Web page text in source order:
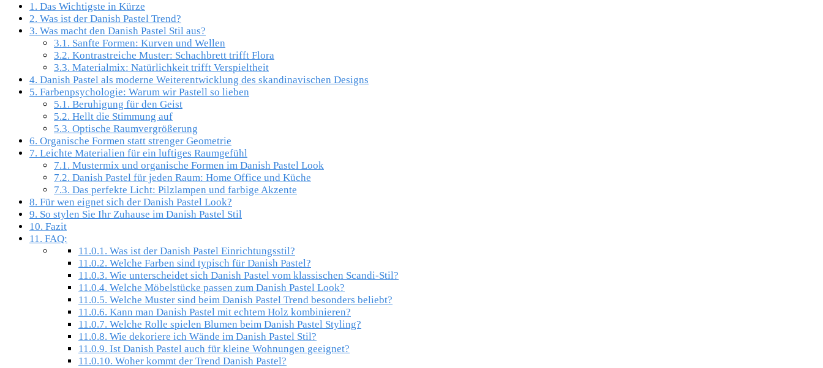
1. Das Wichtigste in Kürze
2. Was ist der Danish Pastel Trend?
3. Was macht den Danish Pastel Stil aus?
3.1. Sanfte Formen: Kurven und Wellen
3.2. Kontrastreiche Muster: Schachbrett trifft Flora
3.3. Materialmix: Natürlichkeit trifft Verspieltheit
4. Danish Pastel als moderne Weiterentwicklung des skandinavischen Designs
5. Farbenpsychologie: Warum wir Pastell so lieben
5.1. Beruhigung für den Geist
5.2. Hellt die Stimmung auf
5.3. Optische Raumvergrößerung
6. Organische Formen statt strenger Geometrie
7. Leichte Materialien für ein luftiges Raumgefühl
7.1. Mustermix und organische Formen im Danish Pastel Look
7.2. Danish Pastel für jeden Raum: Home Office und Küche
7.3. Das perfekte Licht: Pilzlampen und farbige Akzente
8. Für wen eignet sich der Danish Pastel Look?
9. So stylen Sie Ihr Zuhause im Danish Pastel Stil
10. Fazit
11. FAQ:
11.0.1. Was ist der Danish Pastel Einrichtungsstil?
11.0.2. Welche Farben sind typisch für Danish Pastel?
11.0.3. Wie unterscheidet sich Danish Pastel vom klassischen Scandi-Stil?
11.0.4. Welche Möbelstücke passen zum Danish Pastel Look?
11.0.5. Welche Muster sind beim Danish Pastel Trend besonders beliebt?
11.0.6. Kann man Danish Pastel mit echtem Holz kombinieren?
11.0.7. Welche Rolle spielen Blumen beim Danish Pastel Styling?
11.0.8. Wie dekoriere ich Wände im Danish Pastel Stil?
11.0.9. Ist Danish Pastel auch für kleine Wohnungen geeignet?
11.0.10. Woher kommt der Trend Danish Pastel?